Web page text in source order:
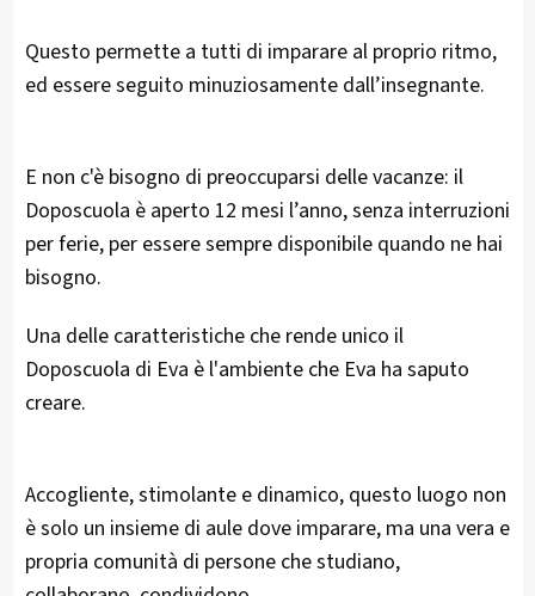
Questo permette a tutti di imparare al proprio ritmo,
ed essere seguito minuziosamente dall’insegnante.
E non c'è bisogno di preoccuparsi delle vacanze: il
Doposcuola è aperto 12 mesi l’anno, senza interruzioni
per ferie, per essere sempre disponibile quando ne hai
bisogno.
Una delle caratteristiche che rende unico il
Doposcuola di Eva è l'ambiente che Eva ha saputo
creare.
Accogliente, stimolante e dinamico, questo luogo non
è solo un insieme di aule dove imparare, ma una vera e
propria comunità di persone che studiano,